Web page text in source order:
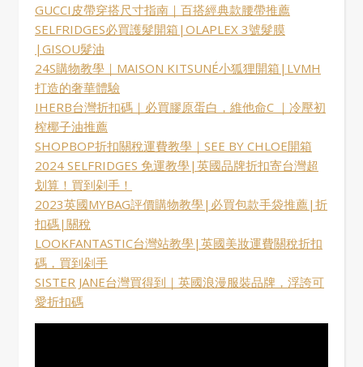
GUCCI皮帶穿搭尺寸指南｜百搭經典款腰帶推薦
SELFRIDGES必買護髮開箱|OLAPLEX 3號髮膜
|GISOU髮油
24S購物教學｜MAISON KITSUNÉ小狐狸開箱|LVMH
打造的奢華體驗
IHERB台灣折扣碼｜必買膠原蛋白，維他命C ｜冷壓初
榨椰子油推薦
SHOPBOP折扣關稅運費教學｜SEE BY CHLOE開箱
2024 SELFRIDGES 免運教學|英國品牌折扣寄台灣超
划算！買到剁手！
2023英國MYBAG評價購物教學|必買包款手袋推薦|折
扣碼|關稅
LOOKFANTASTIC台灣站教學|英國美妝運費關稅折扣
碼，買到剁手
SISTER JANE台灣買得到｜英國浪漫服裝品牌，浮誇可
愛折扣碼